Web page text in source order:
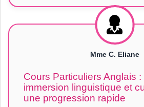
Mme C. Eliane
Cours Particuliers Anglais :
immersion linguistique et
une progression rapide